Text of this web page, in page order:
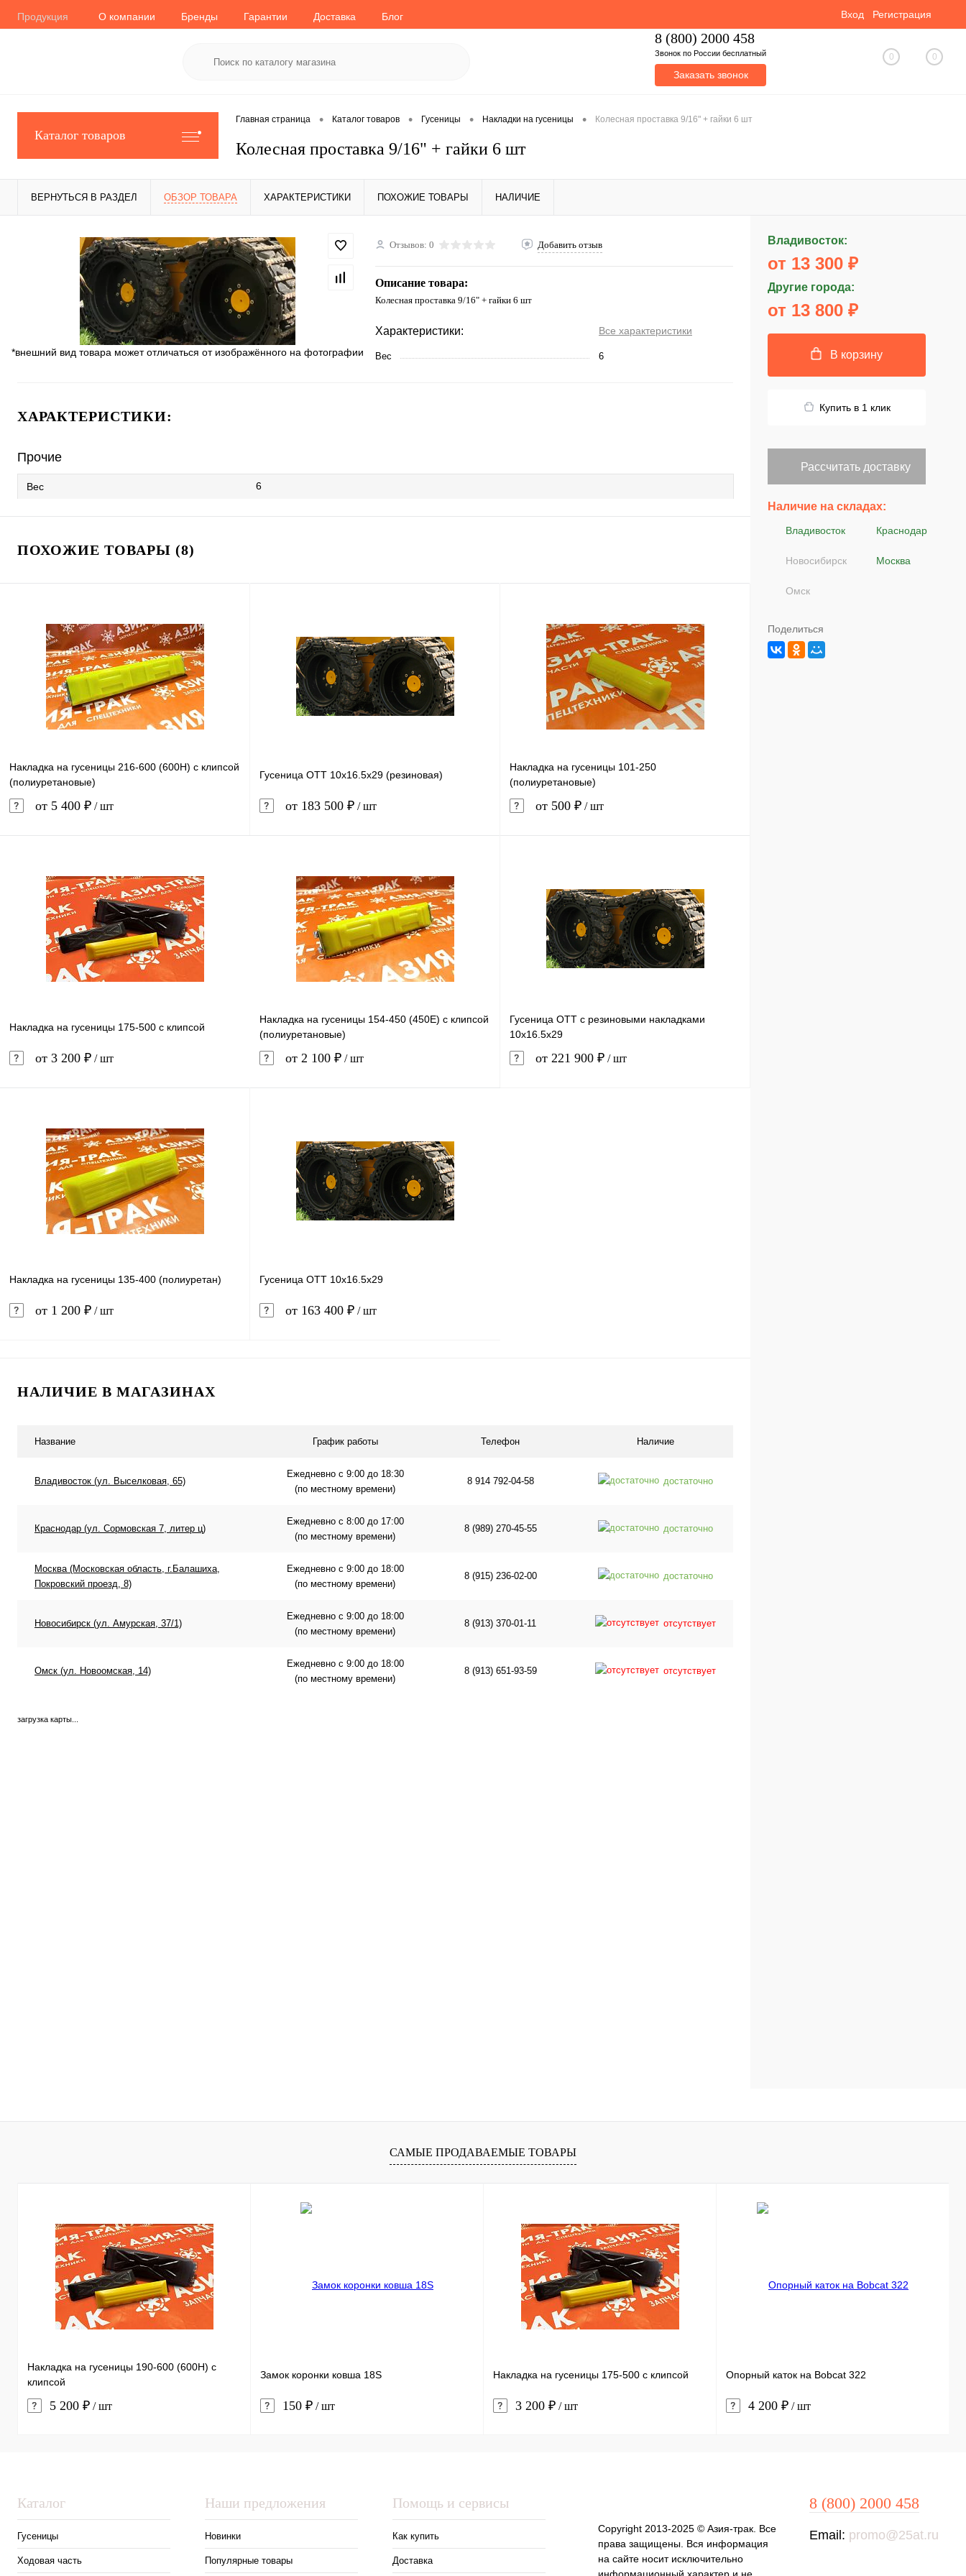
Продукция О компании Бренды Гарантии Доставка Блог Вход Регистрация
8 (800) 2000 458
Звонок по России бесплатный
Заказать звонок
0 0
Каталог товаров
Главная страница • Каталог товаров • Гусеницы • Накладки на гусеницы • Колесная проставка 9/16" + гайки 6 шт
Колесная проставка 9/16" + гайки 6 шт
ВЕРНУТЬСЯ В РАЗДЕЛ ОБЗОР ТОВАРА ХАРАКТЕРИСТИКИ ПОХОЖИЕ ТОВАРЫ НАЛИЧИЕ
*внешний вид товара может отличаться от изображённого на фотографии
Отзывов: 0 Добавить отзыв
Описание товара:
Колесная проставка 9/16" + гайки 6 шт
Характеристики: Все характеристики
Вес 6
ХАРАКТЕРИСТИКИ:
Прочие
Вес 6
ПОХОЖИЕ ТОВАРЫ (8)
Накладка на гусеницы 216-600 (600H) с клипсой
(полиуретановые)
от 5 400 ₽ / шт
Купить в 1 клик Сравнение
В избранное В наличии
Гусеница ОТТ 10x16.5x29 (резиновая)
от 183 500 ₽ / шт
Купить в 1 клик Сравнение
В избранное Под заказ
Накладка на гусеницы 101-250
(полиуретановые)
от 500 ₽ / шт
Купить в 1 клик Сравнение
В избранное В наличии
Накладка на гусеницы 175-500 с клипсой
от 3 200 ₽ / шт
Купить в 1 клик Сравнение
В избранное Под заказ
Накладка на гусеницы 154-450 (450E) с клипсой
(полиуретановые)
от 2 100 ₽ / шт
Купить в 1 клик Сравнение
В избранное В наличии
Гусеница ОТТ с резиновыми накладками
10x16.5x29
от 221 900 ₽ / шт
Накладка на гусеницы 135-400 (полиуретан)
от 1 200 ₽ / шт
Гусеница ОТТ 10x16.5x29
от 163 400 ₽ / шт
НАЛИЧИЕ В МАГАЗИНАХ
Название График работы Телефон Наличие
Владивосток (ул. Выселковая, 65)
Ежедневно с 9:00 до 18:30
(по местному времени)
8 914 792-04-58 достаточно
Краснодар (ул. Сормовская 7, литер ц)
Ежедневно с 8:00 до 17:00
(по местному времени)
8 (989) 270-45-55 достаточно
Москва (Московская область, г.Балашиха,
Покровский проезд, 8)
Ежедневно с 9:00 до 18:00
(по местному времени)
8 (915) 236-02-00 достаточно
Новосибирск (ул. Амурская, 37/1)
Ежедневно с 9:00 до 18:00
(по местному времени)
8 (913) 370-01-11 отсутствует
Омск (ул. Новоомская, 14)
Ежедневно с 9:00 до 18:00
(по местному времени)
8 (913) 651-93-59 отсутствует
загрузка карты...
Владивосток:
от 13 300 ₽
Другие города:
от 13 800 ₽
В корзину
Купить в 1 клик
Рассчитать доставку
Наличие на складах:
Владивосток Краснодар
Новосибирск Москва
Омск
Поделиться
САМЫЕ ПРОДАВАЕМЫЕ ТОВАРЫ
Накладка на гусеницы 190-600 (600H) с
клипсой
5 200 ₽ / шт
Замок коронки ковша 18S
150 ₽ / шт
Накладка на гусеницы 175-500 с клипсой
3 200 ₽ / шт
Опорный каток на Bobcat 322
4 200 ₽ / шт
Каталог
Гусеницы
Ходовая часть
Наши предложения
Новинки
Популярные товары
Помощь и сервисы
Как купить
Доставка
Copyright 2013-2025 © Азия-трак. Все
права защищены. Вся информация
на сайте носит исключительно
8 (800) 2000 458
Email: promo@25at.ru